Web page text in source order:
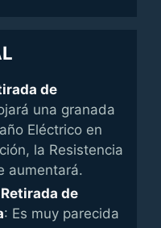
de
una granada
Eléctrico en
la Resistencia
aumentará.
de
: Es muy parecida